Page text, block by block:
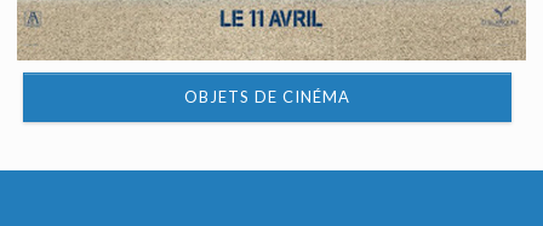
OBJETS DE CINÉMA